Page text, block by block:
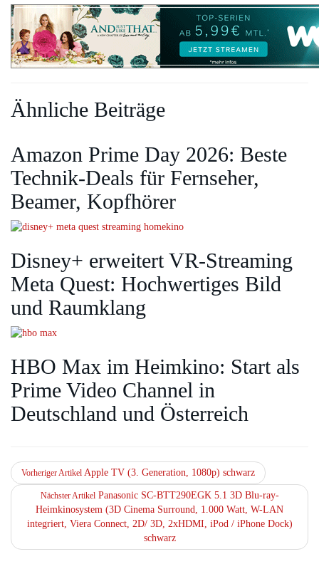
Ähnliche Beiträge
Amazon Prime Day 2026: Beste
Technik-Deals für Fernseher,
Beamer, Kopfhörer
Disney+ erweitert VR‑Streaming
Meta Quest: Hochwertiges Bild
und Raumklang
HBO Max im Heimkino: Start als
Prime Video Channel in
Deutschland und Österreich
Vorheriger Artikel Apple TV (3. Generation, 1080p) schwarz
Nächster ArtikelPanasonic SC-BTT290EGK 5.1 3D Blu-ray-
Heimkinosystem (3D Cinema Surround, 1.000 Watt, W-LAN
integriert, Viera Connect, 2D/ 3D, 2xHDMI, iPod / iPhone Dock)
schwarz